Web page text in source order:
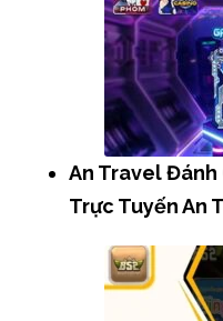
An Travel Đánh
Trực Tuyến An